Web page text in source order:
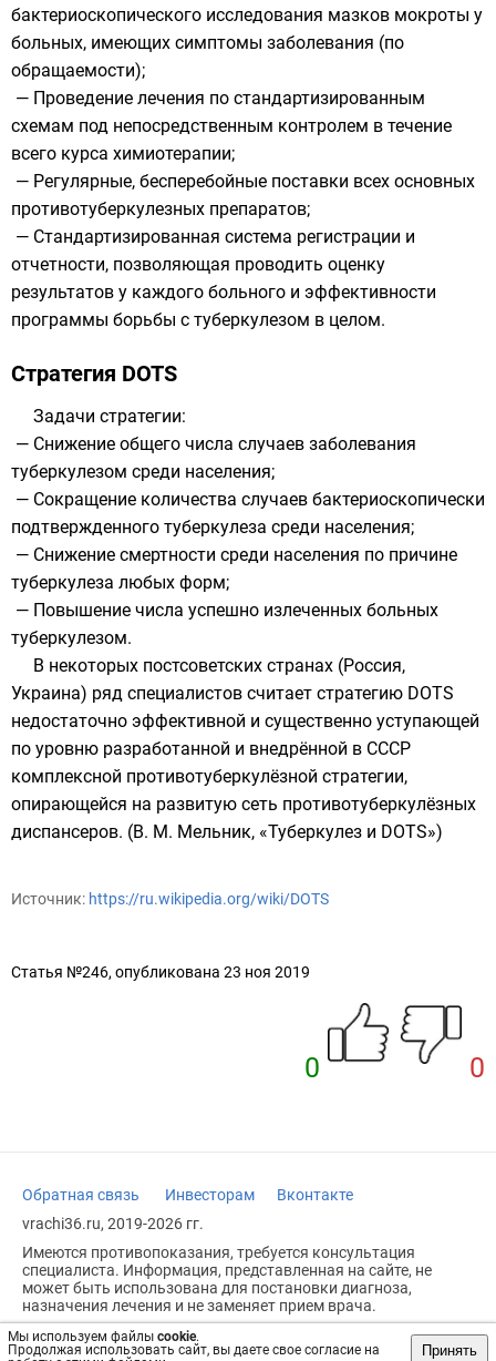
Мы используем файлы cookie.
Продолжая использовать сайт, вы даете свое согласие на
Принять
бактериоскопического исследования мазков мокроты у
больных, имеющих симптомы заболевания (по
обращаемости);
— Проведение лечения по стандартизированным
схемам под непосредственным контролем в течение
всего курса химиотерапии;
— Регулярные, бесперебойные поставки всех основных
противотуберкулезных препаратов;
— Стандартизированная система регистрации и
отчетности, позволяющая проводить оценку
результатов у каждого больного и эффективности
программы борьбы с туберкулезом в целом.
Стратегия DOTS
Задачи стратегии:
— Снижение общего числа случаев заболевания
туберкулезом среди населения;
— Сокращение количества случаев бактериоскопически
подтвержденного туберкулеза среди населения;
— Снижение смертности среди населения по причине
туберкулеза любых форм;
— Повышение числа успешно излеченных больных
туберкулезом.
В некоторых постсоветских странах (Россия,
Украина) ряд специалистов считает стратегию DOTS
недостаточно эффективной и существенно уступающей
по уровню разработанной и внедрённой в СССР
комплексной противотуберкулёзной стратегии,
опирающейся на развитую сеть противотуберкулёзных
диспансеров. (В. М. Мельник, «Туберкулез и DOTS»)
Источник: https://ru.wikipedia.org/wiki/DOTS
Статья №246, опубликована 23 ноя 2019
0 0
Обратная связь Инвесторам
Вконтакте
vrachi36.ru, 2019-2026 гг.
Имеются противопоказания, требуется консультация
специалиста. Информация, представленная на сайте, не
может быть использована для постановки диагноза,
назначения лечения и не заменяет прием врача.
Возрастное ограничение: 18+